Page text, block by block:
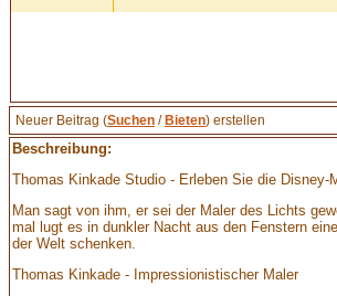
Neuer Beitrag (Suchen / Bieten) erstellen
Beschreibung:
Thomas Kinkade Studio - Erleben Sie die
Man sagt von ihm, er sei der Maler des Lichts
mal lugt es in dunkler Nacht aus den Fenstern
der Welt schenken.
Thomas Kinkade - Impressionistischer Maler